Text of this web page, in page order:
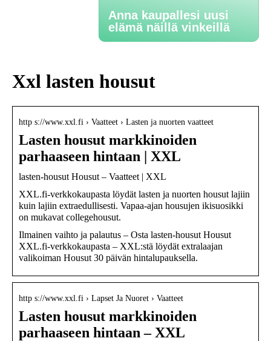
Anna kaupallesi uusi
elämä näillä vinkeillä
Xxl lasten housut
http s://www.xxl.fi › Vaatteet › Lasten ja nuorten vaatteet
Lasten housut markkinoiden
parhaaseen hintaan | XXL
lasten-housut Housut – Vaatteet | XXL
XXL.fi-verkkokaupasta löydät lasten ja nuorten housut lajiin
kuin lajiin extraedullisesti. Vapaa-ajan housujen ikisuosikki
on mukavat collegehousut.
Ilmainen vaihto ja palautus – Osta lasten-housut Housut
XXL.fi-verkkokaupasta – XXL:stä löydät extralaajan
valikoiman Housut 30 päivän hintalupauksella.
http s://www.xxl.fi › Lapset Ja Nuoret › Vaatteet
Lasten housut markkinoiden
parhaaseen hintaan – XXL